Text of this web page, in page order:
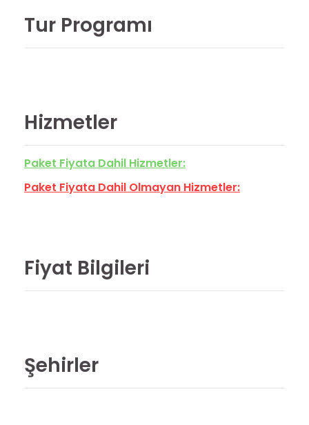
Tur Programı
Hizmetler
Paket Fiyata Dahil Hizmetler:
Paket Fiyata Dahil Olmayan Hizmetler:
Fiyat Bilgileri
Şehirler